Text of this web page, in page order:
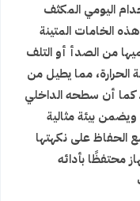
اليومي المكثف
الخامات المتينة
من الصدأ أو التلف
الحرارة، مما يطيل من
كما أن سطحه الداخلي
بيئة مثالية
الحفاظ على نكهتها
محتفظًا بأدائه